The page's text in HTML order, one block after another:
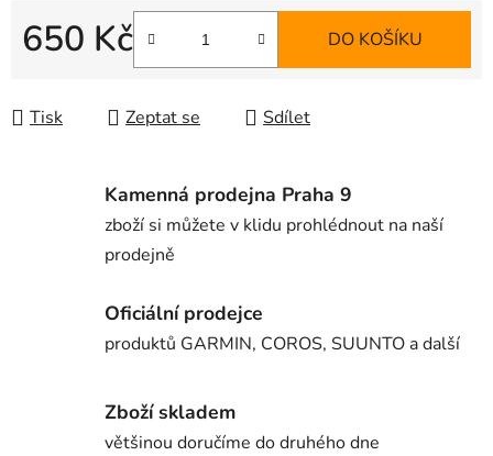
650 Kč DO KOŠÍKU
Tisk Zeptat se Sdílet
Kamenná prodejna Praha 9
zboží si můžete v klidu prohlédnout na naší
prodejně
Oficiální prodejce
produktů GARMIN, COROS, SUUNTO a další
Zboží skladem
většinou doručíme do druhého dne